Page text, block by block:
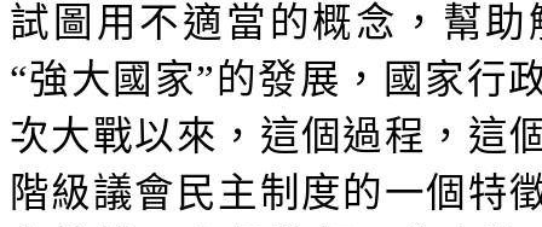
試圖用不適當的概念，幫
“強大國家”的發展，國家行
次大戰以來，這個過程，這
階級議會民主制度的一個特